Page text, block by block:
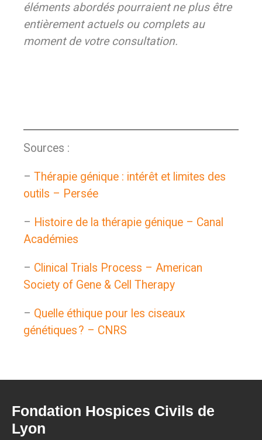
éléments abordés pourraient ne plus être
entièrement actuels ou complets au
moment de votre consultation.
Sources :
– Thérapie génique : intérêt et limites des
outils – Persée
– Histoire de la thérapie génique – Canal
Académies
– Clinical Trials Process – American
Society of Gene & Cell Therapy
– Quelle éthique pour les ciseaux
génétiques ? – CNRS
Fondation Hospices Civils de
Lyon